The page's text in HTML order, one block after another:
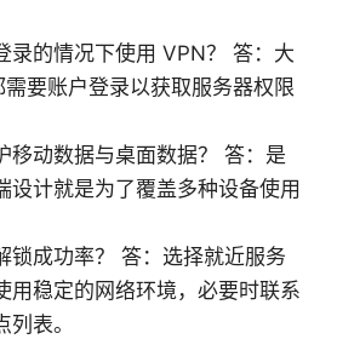
录的情况下使用 VPN？ 答：大
要账户登录以获取服务器权限
移动数据与桌面数据？ 答：是
设计就是为了覆盖多种设备使用
锁成功率？ 答：选择就近服务
用稳定的网络环境，必要时联系
表。